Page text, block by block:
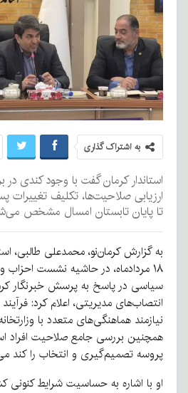
به اشتراک گذاری
استاندار کرمان گفت با وجود کندی
ارزیابی صلاحیت‌ها، تکلیف
تا پایان تابستان امسال مشخص
به گزارش کرمان‌نو، محمدعلی طالبی،
۱۸ مردادماه، در حاشیه نشست
سیاسی در پاسخ به پرسش خبرنگار
انتصاب‌های مدیریتی، اعلام کرد:
نیازمند هماهنگی‌های متعدد با
همچنین بررسی جامع صلاحیت افراد
پروسه تصمیم‌گیری و انتخاب را کند
او با اشاره به حساسیت شرایط کنونی